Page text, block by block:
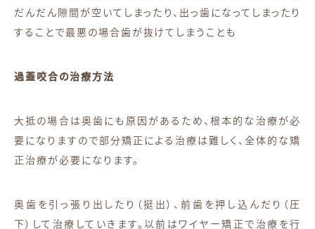
だんだん隙間が空いてしまったり、出っ歯になってしまったり
することで最悪の場合歯が抜けてしまうことも
過蓋咬合の治療方法
大抵の場合は奥歯にも原因があるため、根本的な治療が必
要になりますので部分矯正による治療は難しく、全体的な矯
正治療が必要になります。
奥歯を引っ張り出したり（挺出）、前歯を押し込んだり（圧
下）して治療していきます。以前はワイヤー矯正で治療を行